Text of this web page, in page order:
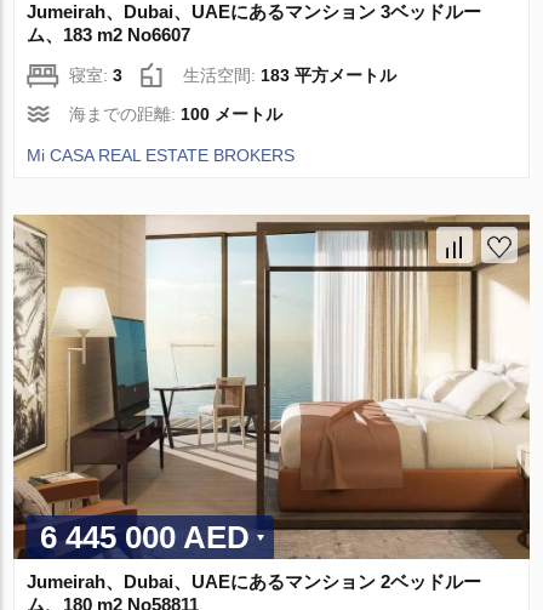
Jumeirah、Dubai、UAEにあるマンション 3ベッドルー
ム、183 m2 No6607
寝室:3 生活空間:183 平方メートル
海までの距離:100 メートル
Mi CASA REAL ESTATE BROKERS
6 445 000 AED
Jumeirah、Dubai、UAEにあるマンション 2ベッドルー
ム、180 m2 No58811